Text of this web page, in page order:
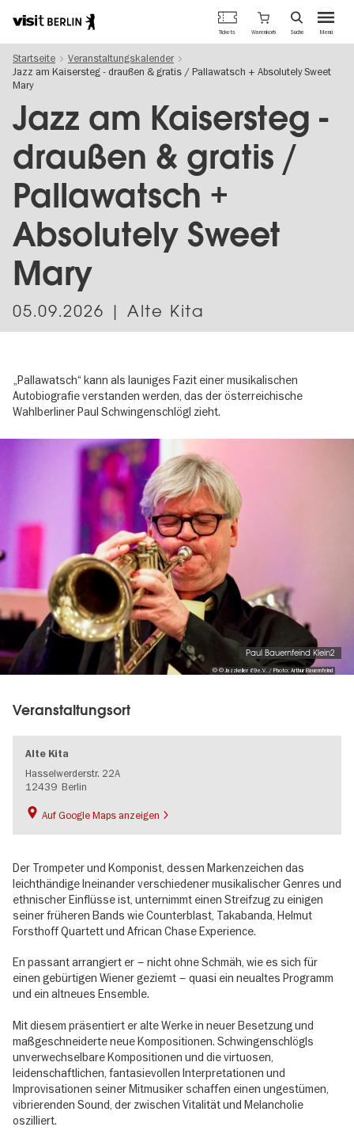
zum
Inhalt
Berlins
offizielles
Tourismusportal
Menü
Tickets Warenkorb Suche
Startseite
Veranstaltungskalender
Jazz am Kaisersteg - draußen & gratis / Pallawatsch + Absolutely Sweet
Mary
Jazz am Kaisersteg -
draußen & gratis /
Pallawatsch +
Absolutely Sweet
Mary
05.09.2026 | Alte Kita
„Pallawatsch“ kann als launiges Fazit einer musikalischen
Autobiografie verstanden werden, das der österreichische
Wahlberliner Paul Schwingenschlögl zieht.
© © Jazzkeller 69 e.V. / Photo: Arthur Bauernfeind
Paul Bauernfeind Klein2
Veranstaltungsort
Alte Kita
Hasselwerderstr. 22A
12439 Berlin
Auf Google Maps anzeigen
Der Trompeter und Komponist, dessen Markenzeichen das
leichthändige Ineinander verschiedener musikalischer Genres und
ethnischer Einflüsse ist, unternimmt einen Streifzug zu einigen
seiner früheren Bands wie Counterblast, Takabanda, Helmut
Forsthoff Quartett und African Chase Experience.
En passant arrangiert er – nicht ohne Schmäh, wie es sich für
einen gebürtigen Wiener geziemt – quasi ein neualtes Programm
und ein altneues Ensemble.
Mit diesem präsentiert er alte Werke in neuer Besetzung und
maßgeschneiderte neue Kompositionen. Schwingenschlögls
unverwechselbare Kompositionen und die virtuosen,
leidenschaftlichen, fantasievollen Interpretationen und
Improvisationen seiner Mitmusiker schaffen einen ungestümen,
vibrierenden Sound, der zwischen Vitalität und Melancholie
oszilliert.